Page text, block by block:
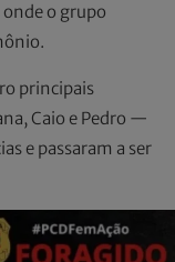
onde o grupo
principais
Caio e Pedro —
e passaram a ser